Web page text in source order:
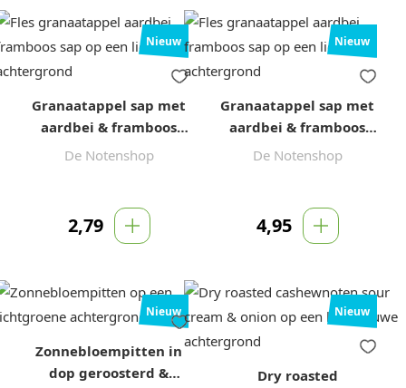
Nieuw
Granaatappel sap met
aardbei & framboos
(250 ml)
De Notenshop
2,79
Nieuw
Granaatappel sap met
aardbei & framboos
(500 ml)
De Notenshop
4,95
Nieuw
Zonnebloempitten in
dop geroosterd &
Nieuw
Dry roasted